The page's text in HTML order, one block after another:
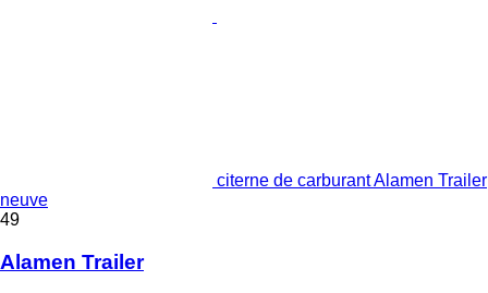
citerne de carburant Alamen Trailer
neuve
49
Alamen Trailer